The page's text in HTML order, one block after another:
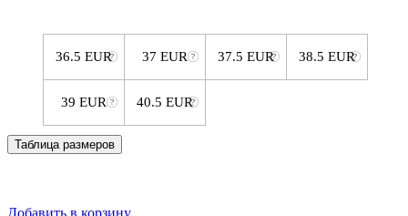
36.5 EUR 37 EUR 37.5 EUR 38.5 EUR
39 EUR 40.5 EUR
Таблица размеров
Добавить в корзину